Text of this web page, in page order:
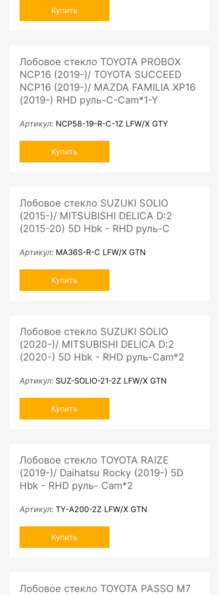
Купить
Лобовое стекло TOYOTA PROBOX
NCP16 (2019-)/ TOYOTA SUCCEED
NCP16 (2019-)/ MAZDA FAMILIA XP16
(2019-) RHD руль-C-Cam*1-Y
Артикул: NCP58-19-R-C-1Z LFW/X GTY
Купить
Лобовое стекло SUZUKI SOLIO
(2015-)/ MITSUBISHI DELICA D:2
(2015-20) 5D Hbk - RHD руль-C
Артикул: MA36S-R-C LFW/X GTN
Купить
Лобовое стекло SUZUKI SOLIO
(2020-)/ MITSUBISHI DELICA D:2
(2020-) 5D Hbk - RHD руль-Cam*2
Артикул: SUZ-SOLIO-21-2Z LFW/X GTN
Купить
Лобовое стекло TOYOTA RAIZE
(2019-)/ Daihatsu Rocky (2019-) 5D
Hbk - RHD руль- Cam*2
Артикул: TY-A200-2Z LFW/X GTN
Купить
Лобовое стекло TOYOTA PASSO M7